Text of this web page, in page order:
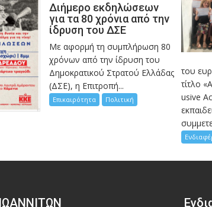
Διήμερο εκδηλώσεων
για τα 80 χρόνια από την
ίδρυση του ΔΣΕ
Με αφορμή τη συμπλήρωση 80
χρόνων από την ίδρυση του
Δημοκρατικού Στρατού Ελλάδας
(ΔΣΕ), η Επιτροπή...
Επικαιρότητα Πολιτική
του
τίτλο
usive